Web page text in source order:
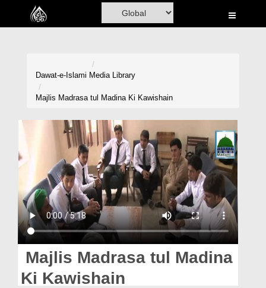
Home
Rohani Ilaj
Donation
Blog
Magazine
Departments
Dawat-e-Islami Media Library
Majlis Madrasa tul Madina Ki Kawishain
Majlis Madrasa tul Madina
Ki Kawishain